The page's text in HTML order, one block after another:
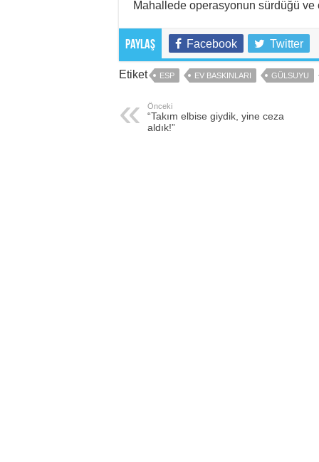
Mahallede operasyonun sürdüğü ve
Paylaş Facebook Twitter
Etiket ESP EV BASKINLARI GÜLSUYU
Önceki
“Takım elbise giydik, yine ceza
aldık!”